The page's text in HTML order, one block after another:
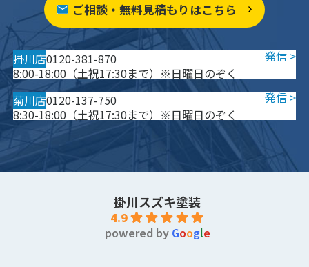
ご相談・無料見積もりはこちら
掛川店0120-381-870
8:00-18:00（土祝17:30まで）※日曜日のぞく
菊川店0120-137-750
8:30-18:00（土祝17:30まで）※日曜日のぞく
掛川スズキ塗装
4.9
powered by Google